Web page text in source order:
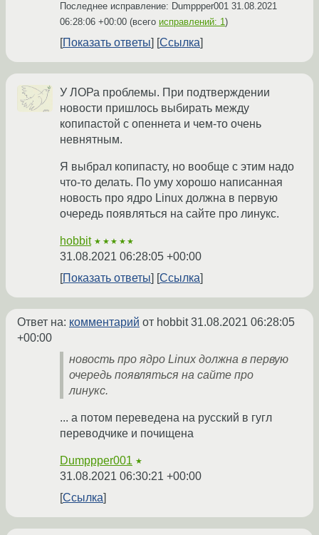
Последнее исправление: Dumppper001 31.08.2021
06:28:06 +00:00 (всего исправлений: 1)
Показать ответы Ссылка
У ЛОРа проблемы. При подтверждении
новости пришлось выбирать между
копипастой с опеннета и чем-то очень
невнятным.
Я выбрал копипасту, но вообще с этим надо
что-то делать. По уму хорошо написанная
новость про ядро Linux должна в первую
очередь появляться на сайте про линукс.
hobbit ★★★★★
31.08.2021 06:28:05 +00:00
Показать ответы
Ссылка
Ответ на: комментарий от hobbit31.08.2021 06:28:05
+00:00
новость про ядро Linux должна в первую
очередь появляться на сайте про
линукс.
... а потом переведена на русский в гугл
переводчике и почищена
Dumppper001 ★
31.08.2021 06:30:21 +00:00
Ссылка